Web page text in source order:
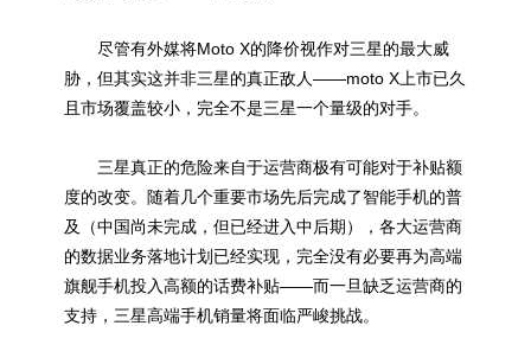
尽管有外媒将Moto X的降价视作对三星的最大威
胁，但其实这并非三星的真正敌人——moto X上市已久
且市场覆盖较小，完全不是三星一个量级的对手。
三星真正的危险来自于运营商极有可能对于补贴额
度的改变。随着几个重要市场先后完成了智能手机的普
及（中国尚未完成，但已经进入中后期），各大运营商
的数据业务落地计划已经实现，完全没有必要再为高端
旗舰手机投入高额的话费补贴——而一旦缺乏运营商的
支持，三星高端手机销量将面临严峻挑战。